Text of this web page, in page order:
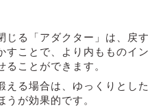
じる「アダクター」は、戻す
すことで、より内もものイン
ことができます。
える場合は、ゆっくりとした
が効果的です。